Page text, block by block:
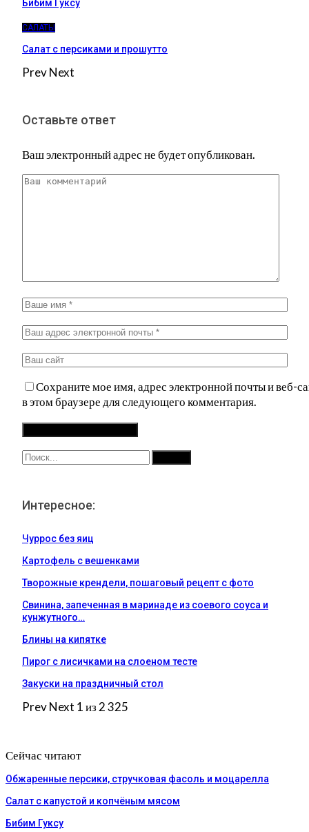
Бибим Гуксу
САЛАТЫ
Салат с персиками и прошутто
PrevNext
Оставьте ответ
Ваш электронный адрес не будет опубликован.
Сохраните мое имя, адрес электронной почты и веб-
в этом браузере для следующего комментария.
Интересное:
Чуррос без яиц
Картофель с вешенками
Творожные крендели, пошаговый рецепт с фото
Свинина, запеченная в маринаде из соевого соуса и
кунжутного…
Блины на кипятке
Пирог с лисичками на слоеном тесте
Закуски на праздничный стол
PrevNext 1 из 2 325
Сейчас читают
Обжаренные персики, стручковая фасоль и моцарелла
Салат с капустой и копчёным мясом
Бибим Гуксу